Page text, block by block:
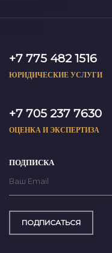
+7 775 482 1516
ЮРИДИЧЕСКИЕ УСЛУГИ
+7 705 237 7630
ОЦЕНКА И ЭКСПЕРТИЗА
ПОДПИСКА
ПОДПИСАТЬСЯ